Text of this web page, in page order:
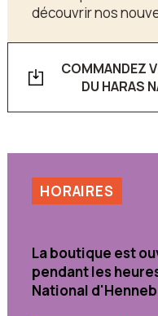
découvrir nos
COMMANDEZ
DU HARAS
HORAIRES
La boutique est
pendant les
National